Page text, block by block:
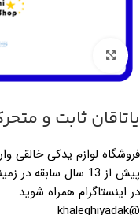
یاتاقان ثابت و متحرک
فروشگاه لوازم یدکی خالقی
پیش از 13 سال
در اینستاگرام همراه شوید
@khaleghiyadak